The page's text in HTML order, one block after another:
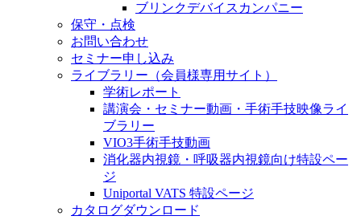
ブリンクデバイスカンパニー
保守・点検
お問い合わせ
セミナー申し込み
ライブラリー（会員様専用サイト）
学術レポート
講演会・セミナー動画・手術手技映像ライ
ブラリー
VIO3手術手技動画
消化器内視鏡・呼吸器内視鏡向け特設ペー
ジ
Uniportal VATS 特設ページ
カタログダウンロード